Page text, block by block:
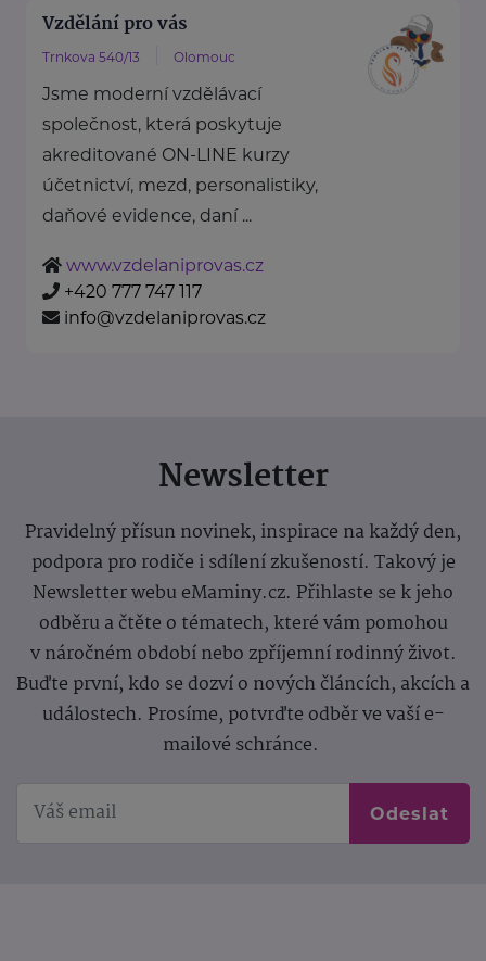
Vzdělání pro vás
Trnkova 540/13 Olomouc
Jsme moderní vzdělávací
společnost, která poskytuje
akreditované ON-LINE kurzy
účetnictví, mezd, personalistiky,
daňové evidence, daní ...
www.vzdelaniprovas.cz
+420 777 747 117
info@vzdelaniprovas.cz
Newsletter
Pravidelný přísun novinek, inspirace na každý den,
podpora pro rodiče i sdílení zkušeností. Takový je
Newsletter webu eMaminy.cz. Přihlaste se k jeho
odběru a čtěte o tématech, které vám pomohou
v náročném období nebo zpříjemní rodinný život.
Buďte první, kdo se dozví o nových článcích, akcích a
událostech. Prosíme, potvrďte odběr ve vaší e-
mailové schránce.
Odeslat